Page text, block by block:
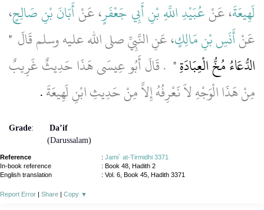
لَهِيعَةَ، عَنْعُبَيْدِ اللَّهِ بْنِ أَبِي جَعْفَرٍ، عَنْأَبَانَ بْنِ صَالِحٍ،
عَنْأَنَسِ بْنِ مَالِكٍ، عَنِ النَّبِيِّ صلى الله عليه وسلم قَالَ ‏ "‏
الدُّعَاءُ مُخُّ الْعِبَادَةِ ‏" ‏ ‏.‏ قَالَ أَبُو عِيسَى هَذَا حَدِيثٌ غَرِيبٌ
مِنْ هَذَا الْوَجْهِ لاَ نَعْرِفُهُ إِلاَّ مِنْ حَدِيثِ ابْنِ لَهِيعَةَ‏.‏
Grade:
Da’if
(Darussalam)
Reference : Jami` at-Tirmidhi 3371
In-book reference
: Book 48, Hadith 2
English translation
: Vol. 6, Book 45, Hadith 3371
Report Error | Share | Copy ▼